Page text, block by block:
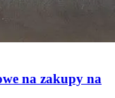
na zakupy na